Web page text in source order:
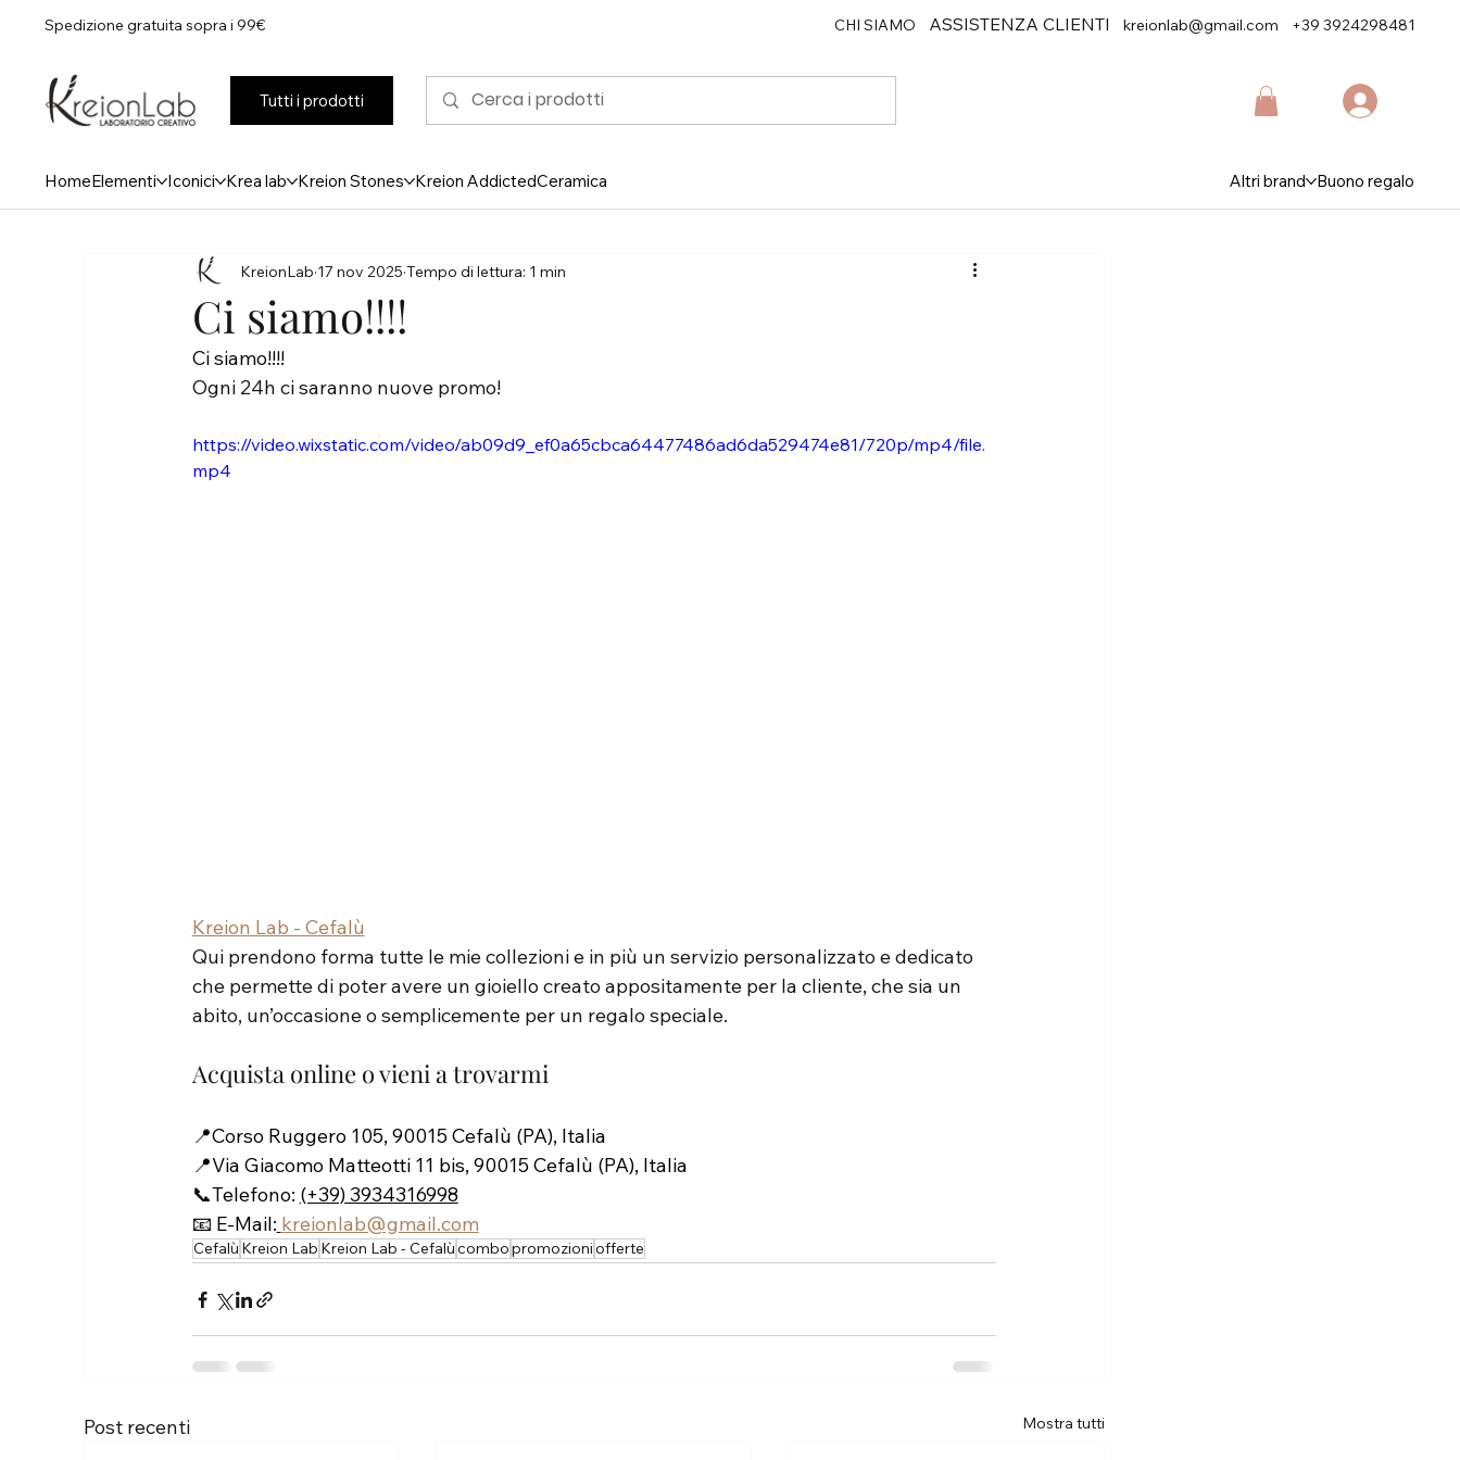
Spedizione gratuita sopra i 99€ CHI SIAMO ASSISTENZA CLIENTI kreionlab@gmail.com +39 3924298481
Tutti i prodotti
HomeElementi Iconici Krea lab Kreion Stones Kreion AddictedCeramica Altri brand Buono regalo
Ci siamo!!!!
KreionLab 17 nov 2025 Tempo di lettura: 1 min
Ci siamo!!!!
Ogni 24h ci saranno nuove promo!
https://video.wixstatic.com/video/ab09d9_ef0a65cbca64477486ad6da529474e81/720p/mp4/file.
mp4
Kreion Lab - Cefalù
Qui prendono forma tutte le mie collezioni e in più un servizio personalizzato e dedicato
che permette di poter avere un gioiello creato appositamente per la cliente, che sia un
abito, un’occasione o semplicemente per un regalo speciale.
Acquista online o vieni a trovarmi
📍Corso Ruggero 105, 90015 Cefalù (PA), Italia
📍Via Giacomo Matteotti 11 bis, 90015 Cefalù (PA), Italia
📞Telefono: (+39) 3934316998
📧 E-Mail: kreionlab@gmail.com
Cefalù Kreion Lab Kreion Lab - Cefalùcombopromozioniofferte
Post recenti Mostra tutti